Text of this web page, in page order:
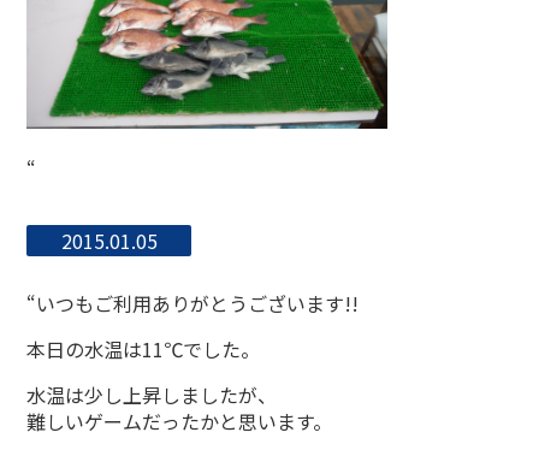
“
2015.01.05
“いつもご利用ありがとうございます!!
本日の水温は11℃でした。
水温は少し上昇しましたが、
難しいゲームだったかと思います。